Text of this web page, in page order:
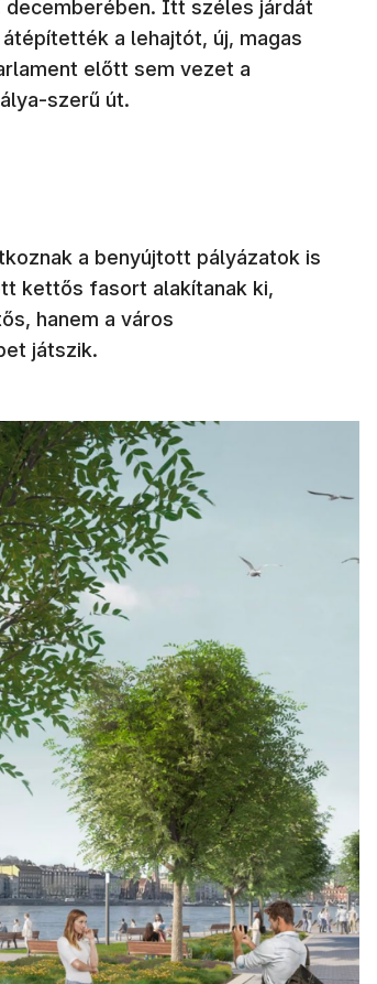
Itt széles járdát
a lehajtót, új, magas
előtt sem vezet a
szerű út.
a benyújtott pályázatok is
kettős fasort alakítanak ki,
hanem a város
játszik.